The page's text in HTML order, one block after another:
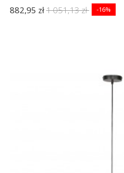
882,95 zł1 051,13 zł -16%